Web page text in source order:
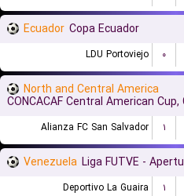
Ecuador Copa Ecuador
LDU Portoviejo ۰
North and Central America
CONCACAF Central American Cup,
Alianza FC San Salvador ۱
Venezuela Liga FUTVE -
Deportivo La Guaira ۱